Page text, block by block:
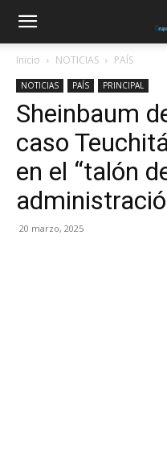
Inicio NOTICIAS PAÍS
NOTICIAS PAÍS PRINCIPAL
Sheinbaum
caso
en el “talón
20 marzo, 2025